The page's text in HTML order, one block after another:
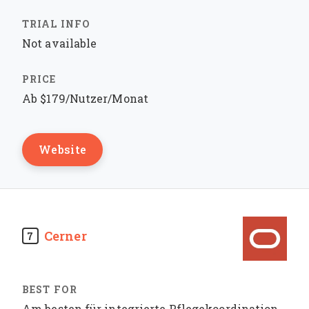
Not available
Ab $179/Nutzer/Monat
Website
7 Cerner